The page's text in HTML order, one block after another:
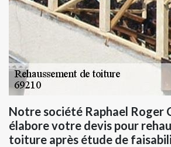
Notre société Raphael Roger
élabore votre devis pour
toiture après étude de